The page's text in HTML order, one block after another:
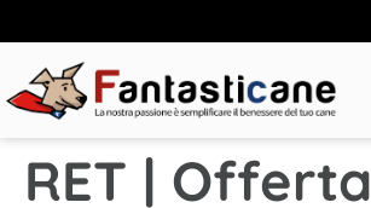
RET | Offerta